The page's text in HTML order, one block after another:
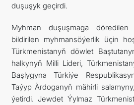
DYNÇ ALYŞ, BAÝRAMÇYLYK WE
duşuşyk geçirdi.
Myhman duşuşmaga
bildirilen myhmansöýerlik üçin
Türkmenistanyň döwlet
halkynyň Milli Lideri,
Başlygyna Türkiýe
Taýyp Ärdoganyň mähirli
ýetirdi. Jewdet Ýylmaz